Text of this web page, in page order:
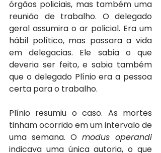
órgãos policiais, mas também uma
reunião de trabalho. O delegado
geral assumira o ar policial. Era um
hábil político, mas passara a vida
em delegacias. Ele sabia o que
deveria ser feito, e sabia também
que o delegado Plínio era a pessoa
certa para o trabalho.
Plínio resumiu o caso. As mortes
tinham ocorrido em um intervalo de
uma semana. O modus operandi
indicava uma única autoria, o que